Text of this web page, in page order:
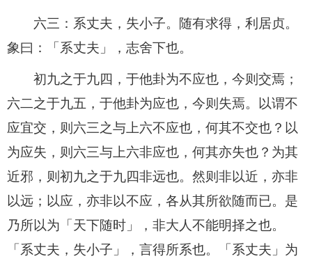
六三：系丈夫，失小子。随有求得，利居贞。
象曰：「系丈夫」，志舍下也。
初九之于九四，于他卦为不应也，今则交焉；
六二之于九五，于他卦为应也，今则失焉。以谓不
应宜交，则六三之与上六不应也，何其不交也？以
为应失，则六三与上六非应也，何其亦失也？为其
近邪，则初九之于九四非远也。然则非以近，亦非
以远；以应，亦非以不应，各从其所欲随而已。是
乃所以为「天下随时」，非大人不能明择之也。
「系丈夫，失小子」，言得所系也。「系丈夫」为